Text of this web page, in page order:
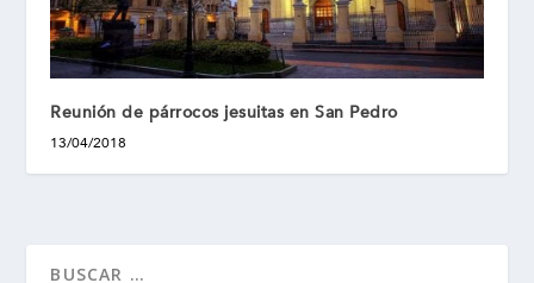
Reunión de párrocos jesuitas en San Pedro
13/04/2018